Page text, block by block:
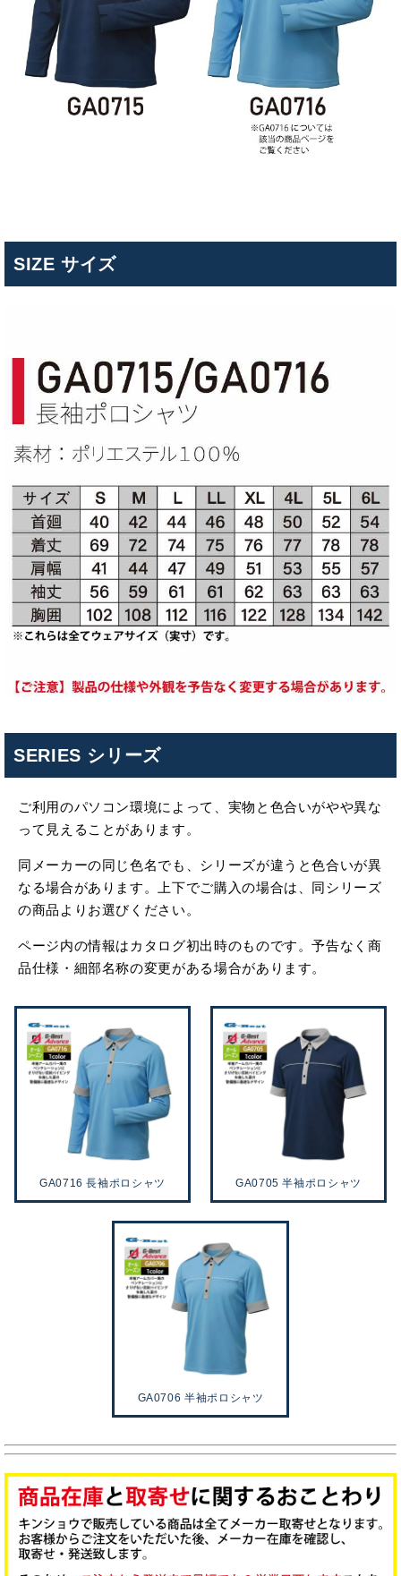
SIZE サイズ
SERIES シリーズ
ご利用のパソコン環境によって、実物と色合いがやや異な
って見えることがあります。
同メーカーの同じ色名でも、シリーズが違うと色合いが異
なる場合があります。上下でご購入の場合は、同シリーズ
の商品よりお選びください。
ページ内の情報はカタログ初出時のものです。予告なく商
品仕様・細部名称の変更がある場合があります。
GA0716 長袖ポロシャツ GA0705 半袖ポロシャツ
GA0706 半袖ポロシャツ